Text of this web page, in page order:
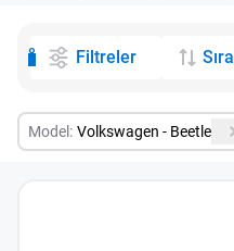
Model: Volkswagen - Beetle
Filtreler
8